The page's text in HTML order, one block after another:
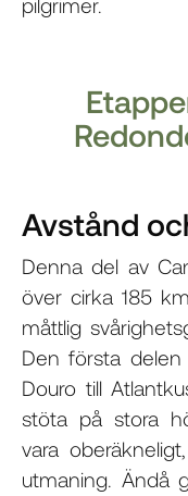
pilgrimer.
Avstånd
Denna del av
över cirka 185
måttlig
Den första
Douro till
stöta på stora
vara
utmaning. Ändå